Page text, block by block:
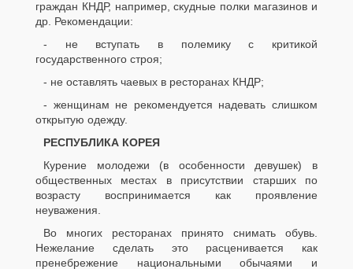
граждан КНДР, например, скудные полки магазинов и
др. Рекомендации:
- не вступать в полемику с критикой
государственного строя;
- не оставлять чаевых в ресторанах КНДР;
- женщинам не рекомендуется надевать слишком
открытую одежду.
РЕСПУБЛИКА КОРЕЯ
Курение молодежи (в особенности девушек) в
общественных местах в присутствии старших по
возрасту воспринимается как проявление
неуважения.
Во многих ресторанах принято снимать обувь.
Нежелание сделать это расценивается как
пренебрежение национальными обычаями и